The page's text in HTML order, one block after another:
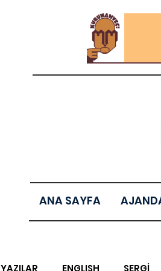
ANA SAYFA
YAZILAR ENGLISH SERGİ